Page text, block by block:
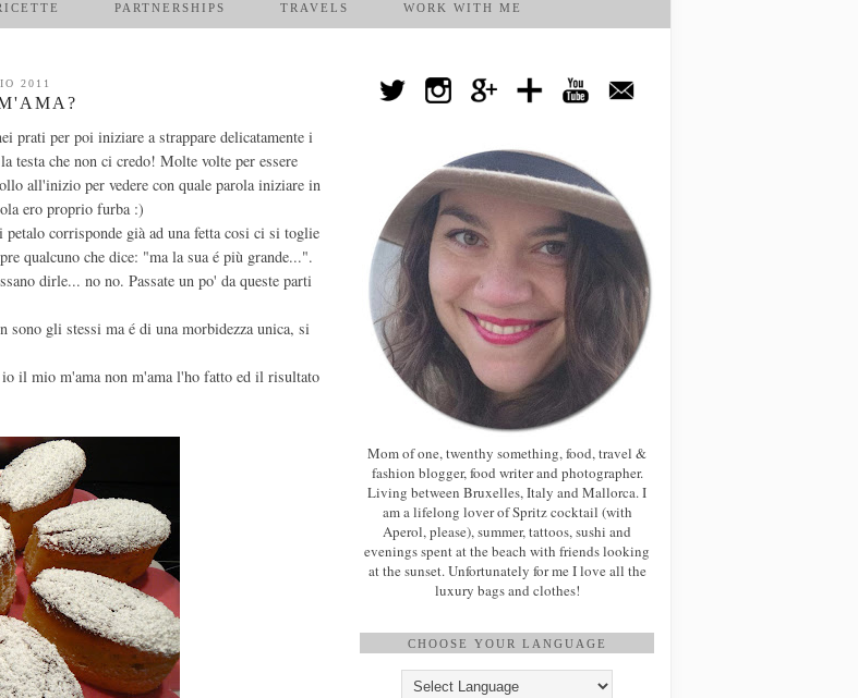
PARTNERSHIPS TRAVELS WORK WITH ME
2011
prati per poi iniziare a strappare delicatamente i
testa che non ci credo! Molte volte per essere
all'inizio per vedere con quale parola iniziare in
ero proprio furba :)
petalo corrisponde già ad una fetta cosi ci si toglie
qualcuno che dice: "ma la sua é più grande...".
dirle... no no. Passate un po' da queste parti
gli stessi ma é di una morbidezza unica, si
il mio m'ama non m'ama l'ho fatto ed il risultato
Mom of one, twenthy something, food, travel &
fashion blogger, food writer and photographer.
Living between Bruxelles, Italy and Mallorca. I
am a lifelong lover of Spritz cocktail (with
Aperol, please), summer, tattoos, sushi and
evenings spent at the beach with friends looking
at the sunset. Unfortunately for me I love all the
luxury bags and clothes!
CHOOSE YOUR LANGUAGE